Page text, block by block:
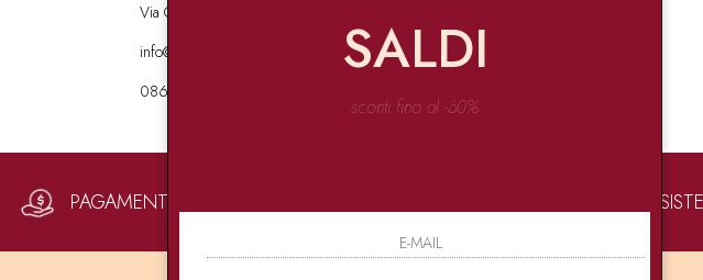
Via Garibaldi 136 67051 Avezzano
info@marynda.com
08631871946
PAGAMENTI SICURI
SALDI
sconti fino al -60%